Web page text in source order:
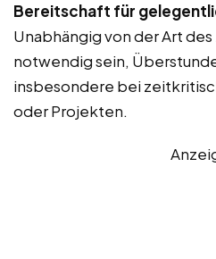
Bereitschaft für
Unabhängig von der Art des
notwendig sein,
insbesondere bei
oder Projekten.